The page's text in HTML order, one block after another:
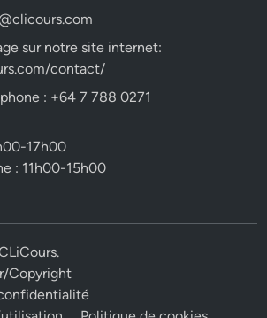
sur notre site internet:
contact/
: +64 7 788 0271
17h00
: 11h00-15h00
.
Copyright